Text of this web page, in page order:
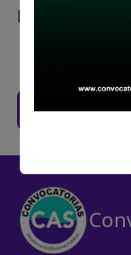
postulaste.
Trabajos